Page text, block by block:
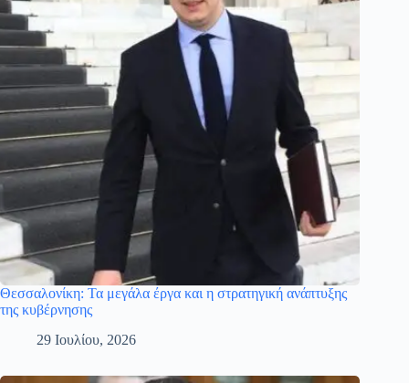
Θεσσαλονίκη: Τα μεγάλα έργα και η στρατηγική ανάπτυξης
της κυβέρνησης
29 Ιουλίου, 2026